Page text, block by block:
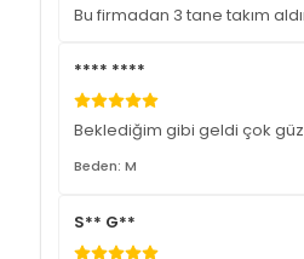
Bu firmadan 3 tane takım
**** ****
Beklediğim gibi geldi çok
Beden: M
S** G**